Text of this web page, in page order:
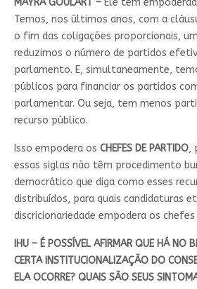
Temos, nos últimos anos, com a
o fim das coligações proporcionais,
reduzimos o número de partidos
parlamento. E, simultaneamente,
públicos para financiar os partidos
parlamentar. Ou seja, tem menos
recurso público.
Isso empodera os CHEFES DE PARTIDO,
essas siglas não têm procedimento
democrático que diga como esses
distribuídos, para quais candidaturas
discricionariedade empodera os
IHU – É POSSÍVEL AFIRMAR QUE HÁ NO
CERTA INSTITUCIONALIZAÇÃO DO
ELA OCORRE? QUAIS SÃO SEUS